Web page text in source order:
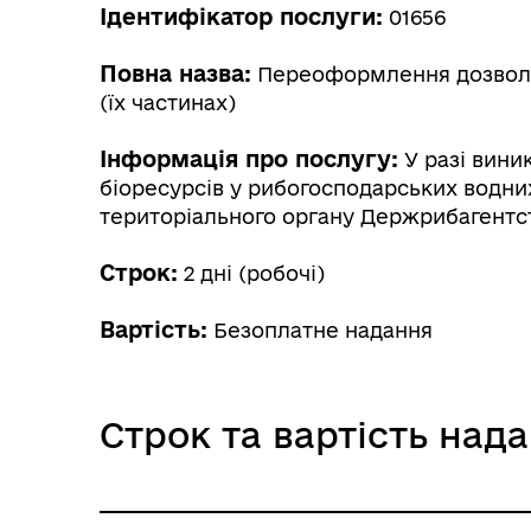
Ідентифікатор послуги: 01656
Повна назва: Переоформлення
(їх частинах)
Інформація про послугу: У разі
біоресурсів у рибогосподарських
територіального органу
Строк: 2 дні (робочі)
Вартість: Безоплатне надання
Строк та вартість